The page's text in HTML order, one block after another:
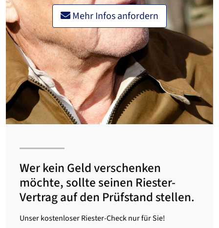
Mehr Infos anfordern
Wer kein Geld verschenken
möchte, sollte seinen Riester-
Vertrag auf den Prüfstand stellen.
Unser kostenloser Riester-Check nur für Sie!